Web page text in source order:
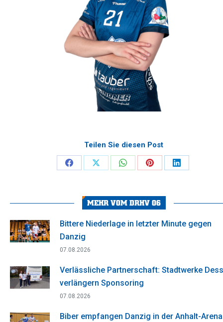
Teilen Sie diesen Post
Share
Facebook
Share
X
Share
WhatsApp
Share
Pinterest
Share
MEHR VOM DRHV 06
Bittere Niederlage in letzter Minute gegen
Danzig
07.08.2026
Verlässliche Partnerschaft: Stadtwerke
verlängern Sponsoring
07.08.2026
Biber empfangen Danzig in der Anhalt-Arena